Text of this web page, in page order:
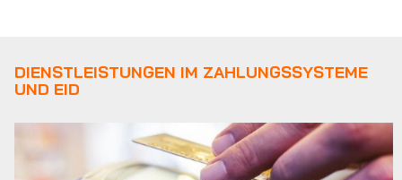
DIENSTLEISTUNGEN IM ZAHLUNGSSYSTEME
UND EID